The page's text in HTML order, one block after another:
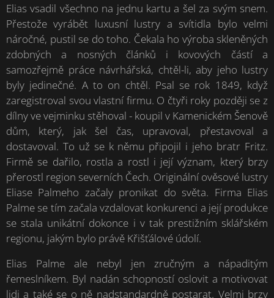
Elias vsadil všechno na jednu kartu a šel za svým snem.
Přestože vyrábět luxusní lustry a svítidla bylo velmi
náročné, pustil se do toho. Čekala ho výroba skleněných
zdobných a nosných článků i kovových částí a
samozřejmě práce návrhářská, chtěl-li, aby jeho lustry
byly jedinečné. A to on chtěl. Psal se rok 1849, když
zaregistroval svou vlastní firmu. O čtyři roky později se z
dílny ve vejminku stěhoval - koupil v Kamenickém Šenově
dům, který, jak šel čas, upravoval, přestavoval a
dostavoval. To už se k němu připojil i jeho bratr Fritz.
Firmě se dařilo, rostla a rostl i její význam, který brzy
přerostl region severních Čech. Originální ověsové lustry
Eliase Palmeho začaly pronikat do světa. Firma Elias
Palme se tím začala vzdalovat konkurenci a její produkce
se stala unikátní dokonce i v tak prestižním sklářském
regionu, jakým bylo právě Křišťálové údolí.
Elias Palme ale nebyl jen zručným a nápaditým
řemeslníkem. Byl nadán schopností oslovit a motivovat
lidi a také se o ně nadstandardně postarat. Velmi brzy